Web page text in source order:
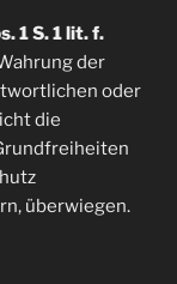
1 S. 1 lit. f.
der
oder
die
überwiegen.